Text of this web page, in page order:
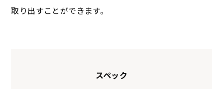
取り出すことができます。
スペック